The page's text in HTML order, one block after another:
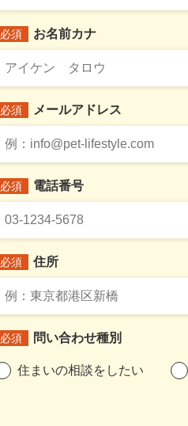
必須 お名前カナ
必須 メールアドレス
必須 電話番号
必須 住所
必須 問い合わせ種別
住まいの相談をしたい